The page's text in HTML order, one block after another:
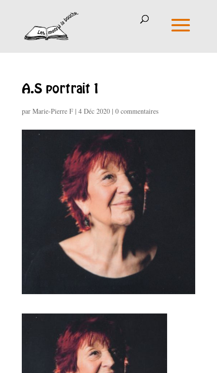
A.S portrait 1
par Marie-Pierre F| 4 Déc 2020| 0 commentaires